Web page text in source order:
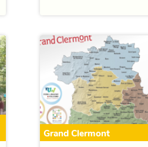
Grand Clermont